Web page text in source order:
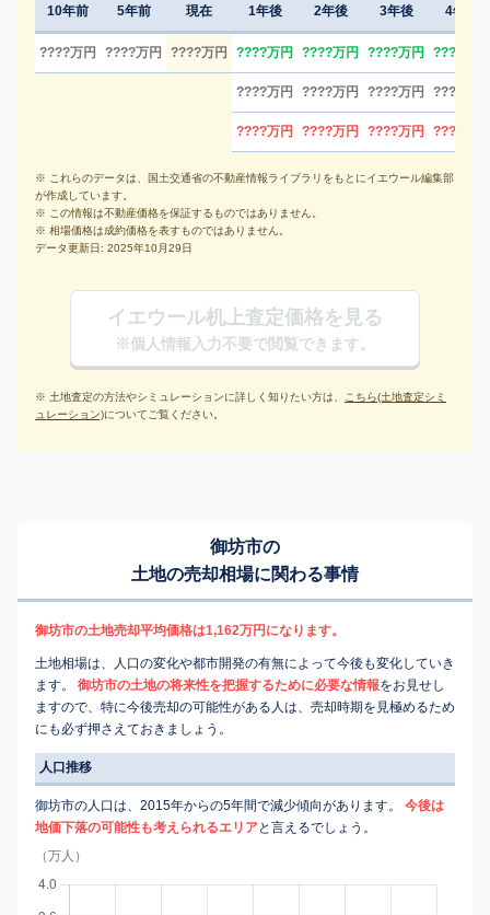
10年前 5年前 現在
????万円 ????万円 ????万円
1年後 2年後 3年後 4年後
????万円 ????万円 ????万円 ????万円
????万円 ????万円 ????万円 ????万円
????万円 ????万円 ????万円 ????万円
※ これらのデータは、国土交通省の不動産情報ライブラリをもとにイエウール編集部
が作成しています。
※ この情報は不動産価格を保証するものではありません。
※ 相場価格は成約価格を表すものではありません。
データ更新日: 2025年10月29日
イエウール机上査定価格を見る
※個人情報入力不要で閲覧できます。
※ 土地査定の方法やシミュレーションに詳しく知りたい方は、 こちら(土地査定シミ
ュレーション)についてご覧ください。
御坊市の
土地の売却相場に関わる事情
御坊市の土地売却平均価格は1,162万円になります。
土地相場は、人口の変化や都市開発の有無によって今後も変化していき
ます。
御坊市の土地の将来性を把握するために必要な情報をお見せし
ますので、特に今後売却の可能性がある人は、売却時期を見極めるため
にも必ず押さえておきましょう。
人口推移
御坊市の人口は、2015年からの5年間で減少傾向があります。
今後は
地価下落の可能性も考えられるエリアと言えるでしょう。
（万人）